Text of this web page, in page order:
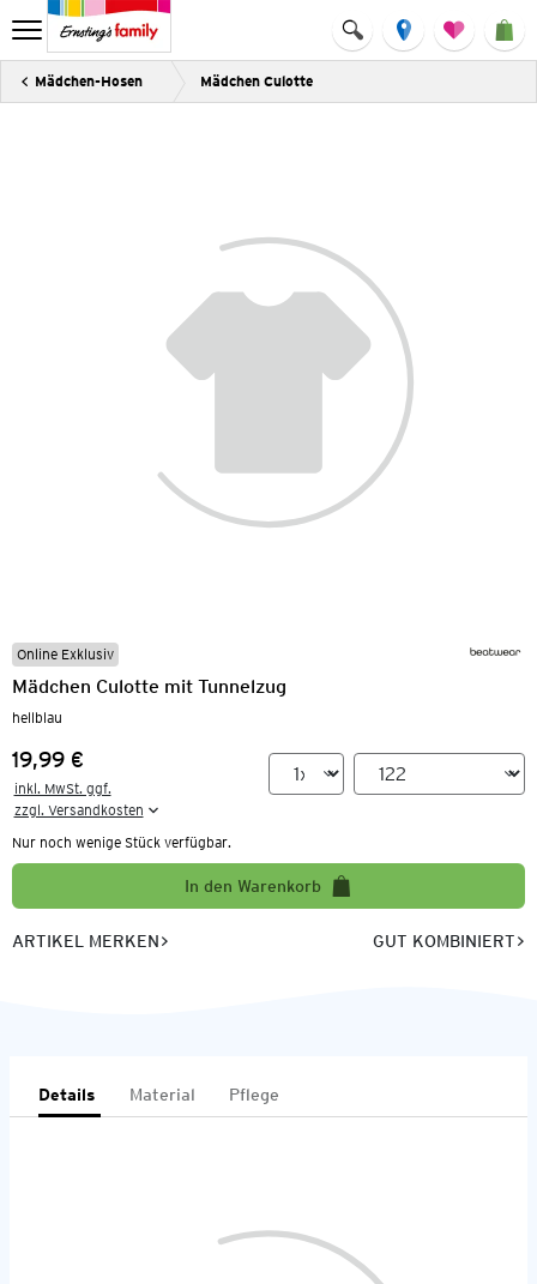
Mädchen-Hosen Mädchen Culotte
Online Exklusiv
Mädchen Culotte mit Tunnelzug
hellblau
Preis:
19,99 €
inkl. MwSt. ggf.
zzgl. Versandkosten
Nur noch wenige Stück verfügbar.
In den Warenkorb
ARTIKEL MERKEN GUT KOMBINIERT
Details Material Pflege